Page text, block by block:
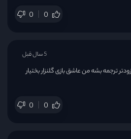
0 0
ترجمه بشه من عاشق بازی گلنزار بختیار
0 0
5 سال قبل